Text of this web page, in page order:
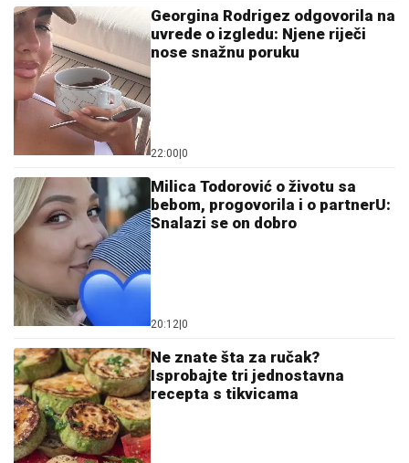
Georgina Rodrigez odgovorila na
uvrede o izgledu: Njene riječi
nose snažnu poruku
22:00|0
Milica Todorović o životu sa
bebom, progovorila i o partnerU:
Snalazi se on dobro
20:12|0
Ne znate šta za ručak?
Isprobajte tri jednostavna
recepta s tikvicama